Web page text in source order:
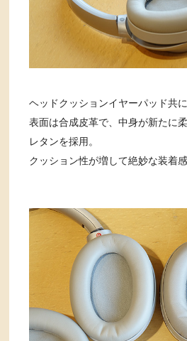
ヘッドクッションイヤーパッド共に
表面は合成皮革で、中身が新たに
レタンを採用。
クッション性が増して絶妙な装着感